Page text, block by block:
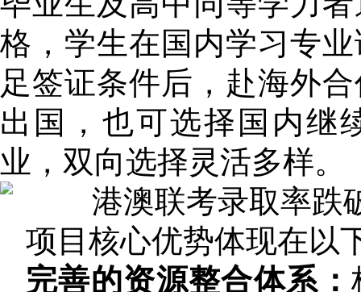
格，学生在国内学习专
足签证条件后，赴海外
出国，也可选择国内继
业，双向选择灵活多样。
项目核心优势体现在以
完善的资源整合体系：